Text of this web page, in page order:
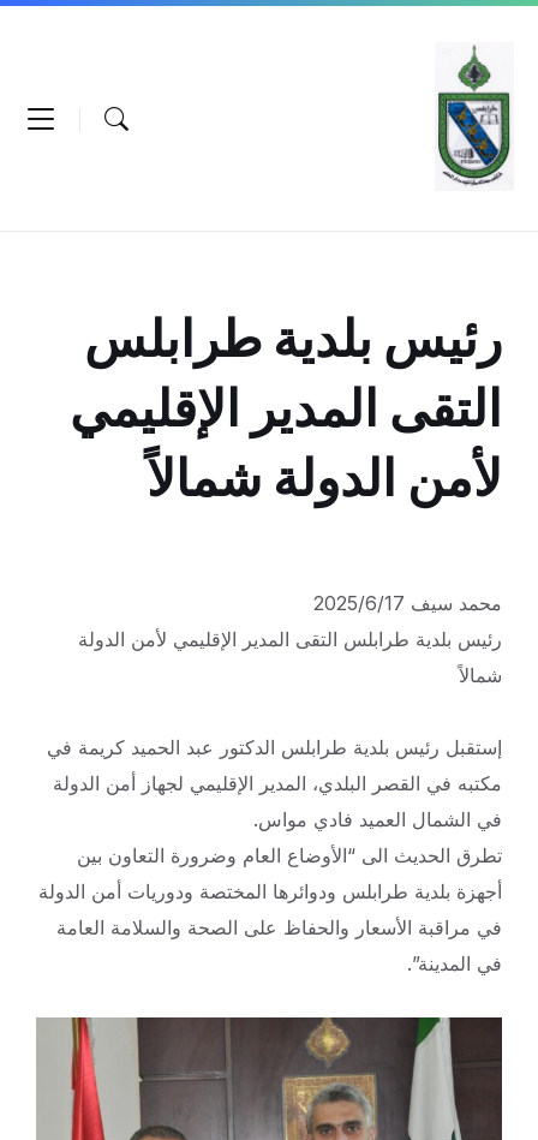
Skip
content
Skip
navigation
Skip
رئيس بلدية طرابلس
التقى المدير الإقليمي
لأمن الدولة شمالاً
محمد سيف 2025/6/17
رئيس بلدية طرابلس التقى المدير الإقليمي لأمن الدولة
شمالاً
إستقبل رئيس بلدية طرابلس الدكتور عبد الحميد كريمة في
مكتبه في القصر البلدي، المدير الإقليمي لجهاز أمن الدولة
في الشمال العميد فادي مواس.
تطرق الحديث الى “الأوضاع العام وضرورة التعاون بين
أجهزة بلدية طرابلس ودوائرها المختصة ودوريات أمن الدولة
في مراقبة الأسعار والحفاظ على الصحة والسلامة العامة
في المدينة”.